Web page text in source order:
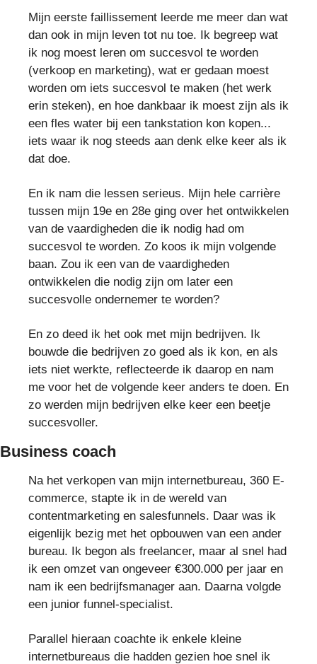
Mijn eerste faillissement leerde me meer dan wat
dan ook in mijn leven tot nu toe. Ik begreep wat
ik nog moest leren om succesvol te worden
(verkoop en marketing), wat er gedaan moest
worden om iets succesvol te maken (het werk
erin steken), en hoe dankbaar ik moest zijn als ik
een fles water bij een tankstation kon kopen...
iets waar ik nog steeds aan denk elke keer als ik
dat doe.
En ik nam die lessen serieus. Mijn hele carrière
tussen mijn 19e en 28e ging over het ontwikkelen
van de vaardigheden die ik nodig had om
succesvol te worden. Zo koos ik mijn volgende
baan. Zou ik een van de vaardigheden
ontwikkelen die nodig zijn om later een
succesvolle ondernemer te worden?
En zo deed ik het ook met mijn bedrijven. Ik
bouwde die bedrijven zo goed als ik kon, en als
iets niet werkte, reflecteerde ik daarop en nam
me voor het de volgende keer anders te doen. En
zo werden mijn bedrijven elke keer een beetje
succesvoller.
Business coach
Na het verkopen van mijn internetbureau, 360 E-
commerce, stapte ik in de wereld van
contentmarketing en salesfunnels. Daar was ik
eigenlijk bezig met het opbouwen van een ander
bureau. Ik begon als freelancer, maar al snel had
ik een omzet van ongeveer €300.000 per jaar en
nam ik een bedrijfsmanager aan. Daarna volgde
een junior funnel-specialist.
Parallel hieraan coachte ik enkele kleine
internetbureaus die hadden gezien hoe snel ik